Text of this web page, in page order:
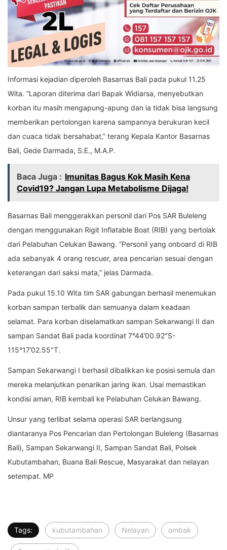
Informasi kejadian diperoleh Basarnas Bali pada pukul 11.25
Wita. “Laporan diterima dari Bapak Widiarsa, menyebutkan
korban itu masih mengapung-apung dan ia tidak bisa langsung
memberikan pertolongan karena sampannya berukuran kecil
dan cuaca tidak bersahabat,” terang Kepala Kantor Basarnas
Bali, Gede Darmada, S.E., M.A.P.
Baca Juga : Imunitas Bagus Kok Masih Kena
Covid19? Jangan Lupa Metabolisme Dijaga!
Basarnas Bali menggerakkan personil dari Pos SAR Buleleng
dengan menggunakan Rigit Inflatable Boat (RIB) yang bertolak
dari Pelabuhan Celukan Bawang. “Personil yang onboard di RIB
ada sebanyak 4 orang rescuer, area pencarian sesuai dengan
keterangan dari saksi mata,” jelas Darmada.
Pada pukul 15.10 Wita tim SAR gabungan berhasil menemukan
korban sampan terbalik dan semuanya dalam keadaan
selamat. Para korban diselamatkan sampan Sekarwangi II dan
sampan Sandat Bali pada koordinat 7°44’00.92″S-
115°17’02.55″T.
Sampan Sekarwangi I berhasil dibalikkan ke posisi semula dan
mereka melanjutkan penarikan jaring ikan. Usai memastikan
kondisi aman, RIB kembali ke Pelabuhan Celukan Bawang.
Unsur yang terlibat selama operasi SAR berlangsung
diantaranya Pos Pencarian dan Pertolongan Buleleng (Basarnas
Bali), Sampan Sekarwangi II, Sampan Sandat Bali, Polsek
Kubutambahan, Buana Bali Rescue, Masyarakat dan nelayan
setempat. MP
Tags: kubutambahan Nelayan ombak